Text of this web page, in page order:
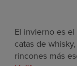
El invierno es
catas de
rincones más